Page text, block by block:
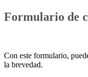
Formulario de
Con este formulario,
la brevedad.